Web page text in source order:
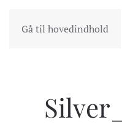
Gå til hovedindhold